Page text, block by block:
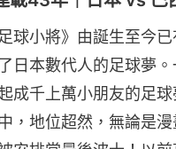
球小將》由誕生至今
日本數代人的足球夢
成千上萬小朋友的足
，地位超然，無論是